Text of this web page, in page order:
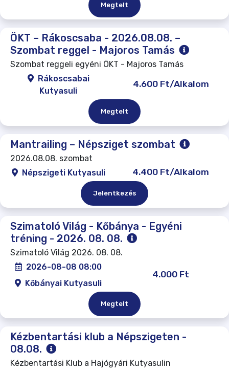
Megtelt
ÖKT – Rákoscsaba - 2026.08.08. –
Szombat reggel - Majoros Tamás
Szombat reggeli egyéni ÖKT - Majoros Tamás
Rákoscsabai
Kutyasuli
4.600 Ft/Alkalom
Megtelt
Mantrailing – Népsziget szombat
2026.08.08. szombat
Népszigeti Kutyasuli
4.400 Ft/Alkalom
Jelentkezés
Szimatoló Világ - Kőbánya - Egyéni
tréning - 2026. 08. 08.
Szimatoló Világ 2026. 08. 08.
2026-08-08 08:00
Kőbányai Kutyasuli
4.000 Ft
Megtelt
Kézbentartási klub a Népszigeten -
08.08.
Kézbentartási Klub a Hajógyári Kutyasulin